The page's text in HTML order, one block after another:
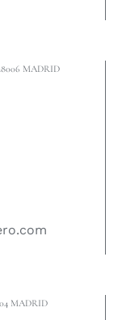
MADRID
MADRID